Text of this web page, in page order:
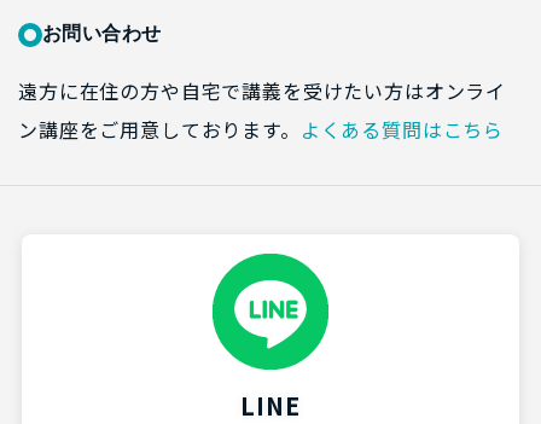
お問い合わせ
遠方に在住の方や自宅で講義を受けたい方はオンライ
ン講座をご用意しております。 よくある質問はこちら
LINE